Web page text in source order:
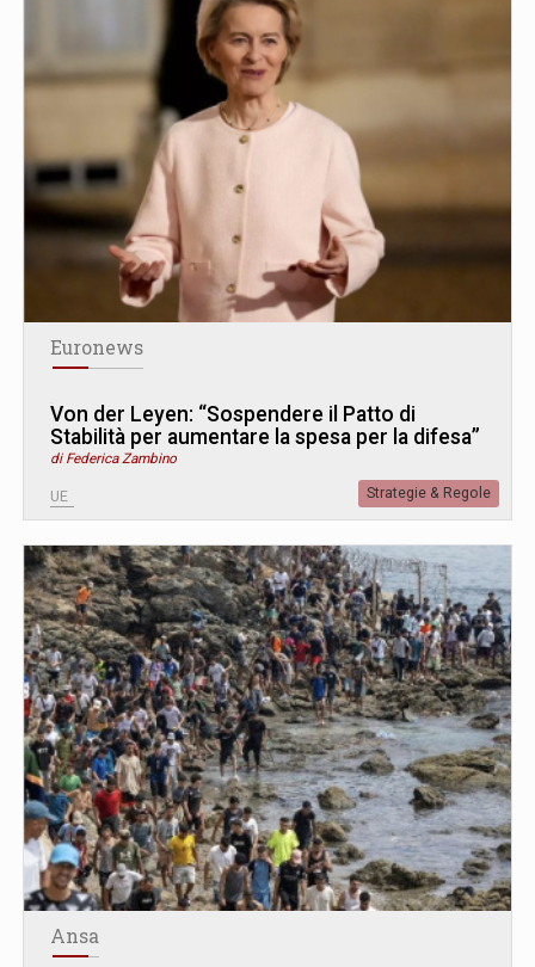
Euronews
Von der Leyen: “Sospendere il Patto di
Stabilità per aumentare la spesa per la difesa”
di Federica Zambino
UE Strategie & Regole
Ansa